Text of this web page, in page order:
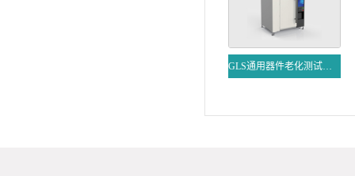
GLS通用器件老化测试系统